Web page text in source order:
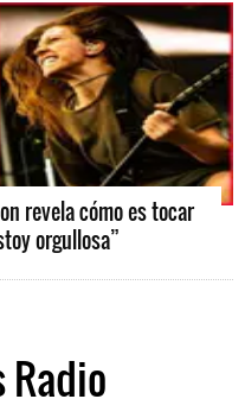
revela cómo es tocar
orgullosa”
Radio